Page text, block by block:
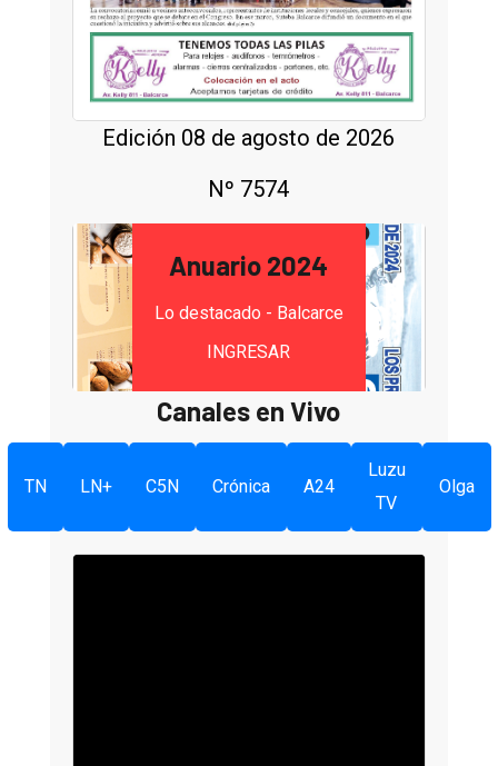
Edición 08 de agosto de 2026
Nº 7574
Anuario 2024
Lo destacado - Balcarce
INGRESAR
Canales en Vivo
TN LN+ C5N Crónica A24
Luzu
TV
Olga